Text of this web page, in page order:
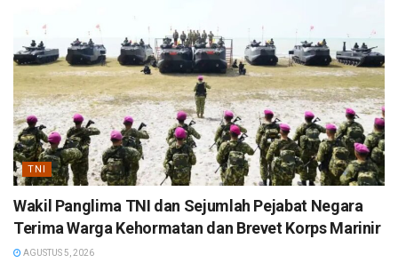
TNI
Wakil Panglima TNI dan Sejumlah Pejabat Negara
Terima Warga Kehormatan dan Brevet Korps Marinir
AGUSTUS 5, 2026